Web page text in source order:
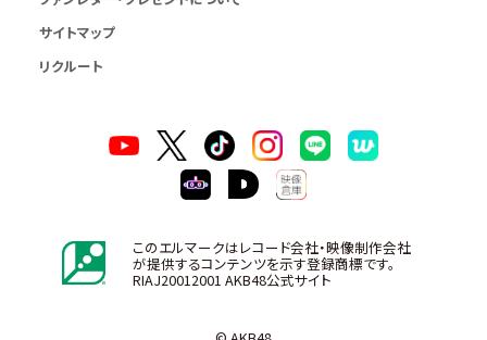
サイトマップ
リクルート
このエルマークはレコード会社・映像制作会社
が提供するコンテンツを示す登録商標です。
RIAJ20012001 AKB48公式サイト